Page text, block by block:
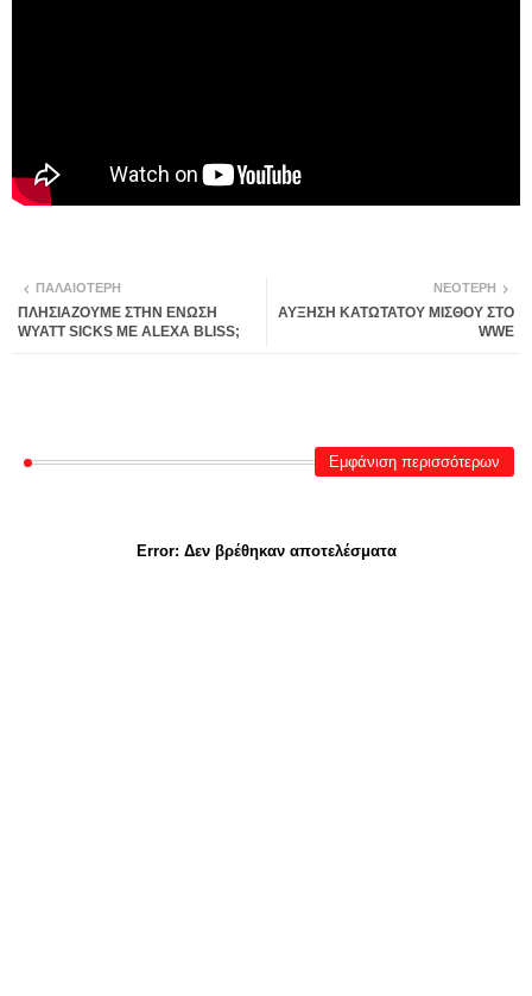
ΝΕΌΤΕΡΗ
ΑΥΞΗΣΗ ΚΑΤΩΤΑΤΟΥ ΜΙΣΘΟΥ ΣΤΟ
WWE
ΠΑΛΑΙΌΤΕΡΗ
ΠΛΗΣΙΑΖΟΥΜΕ ΣΤΗΝ ΕΝΩΣΗ
WYATT SICKS ΜΕ ALEXA BLISS;
Εμφάνιση περισσότερων
Error: Δεν βρέθηκαν αποτελέσματα